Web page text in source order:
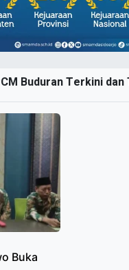
Buduran Terkini
Buka